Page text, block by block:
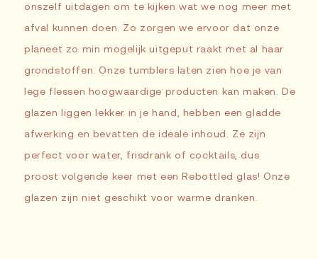
onszelf uitdagen om te kijken wat we nog meer met
afval kunnen doen. Zo zorgen we ervoor dat onze
planeet zo min mogelijk uitgeput raakt met al haar
grondstoffen. Onze tumblers laten zien hoe je van
lege flessen hoogwaardige producten kan maken. De
glazen liggen lekker in je hand, hebben een gladde
afwerking en bevatten de ideale inhoud. Ze zijn
perfect voor water, frisdrank of cocktails, dus
proost volgende keer met een Rebottled glas! Onze
glazen zijn niet geschikt voor warme dranken.